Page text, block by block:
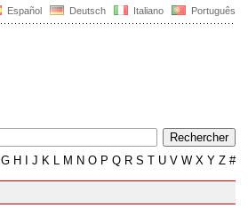
Español Deutsch Italiano Português
G H J K L M N O P Q R S T U V W X Y Z #